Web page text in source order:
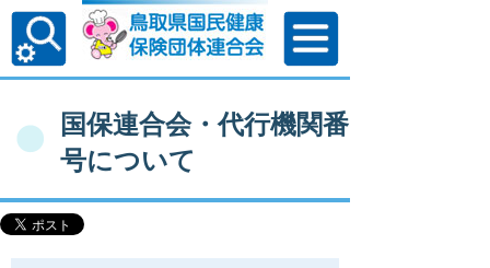
国保連合会・代行機関番
号について